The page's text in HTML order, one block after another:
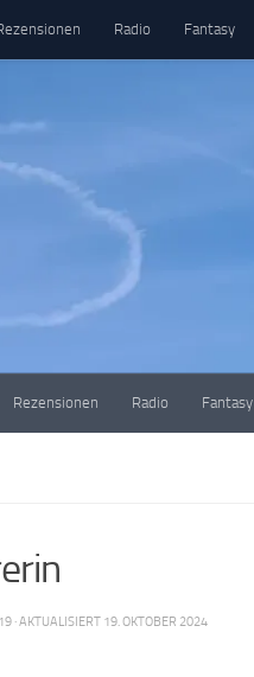
Radio Fantasy
Rezensionen Radio Fantasy
· AKTUALISIERT 19. OKTOBER 2024